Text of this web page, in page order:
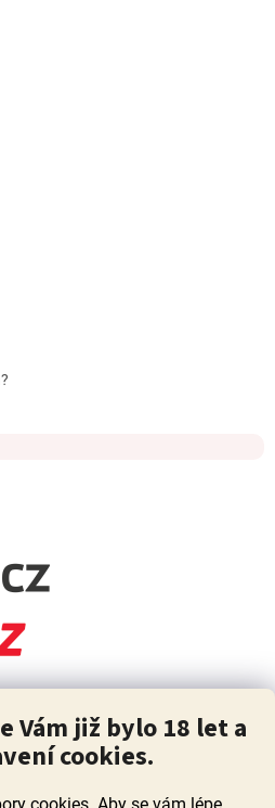
Vám již bylo 18 let a
cookies.